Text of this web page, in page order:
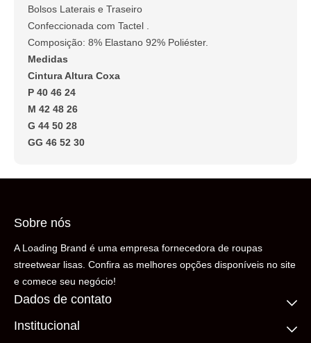
Bolsos Laterais e Traseiro
Confeccionada com Tactel .
Composição: 8% Elastano 92% Poliéster.
Medidas
Cintura Altura Coxa
P 40 46 24
M 42 48 26
G 44 50 28
GG 46 52 30
Sobre nós
A Loading Brand é uma empresa fornecedora de roupas
streetwear lisas. Confira as melhores opções disponíveis no site
e comece seu negócio!
Dados de contato
(11) 99306-5206
Institucional